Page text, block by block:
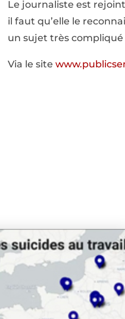
Le journaliste est
il faut qu’elle le
un sujet très
Via le site